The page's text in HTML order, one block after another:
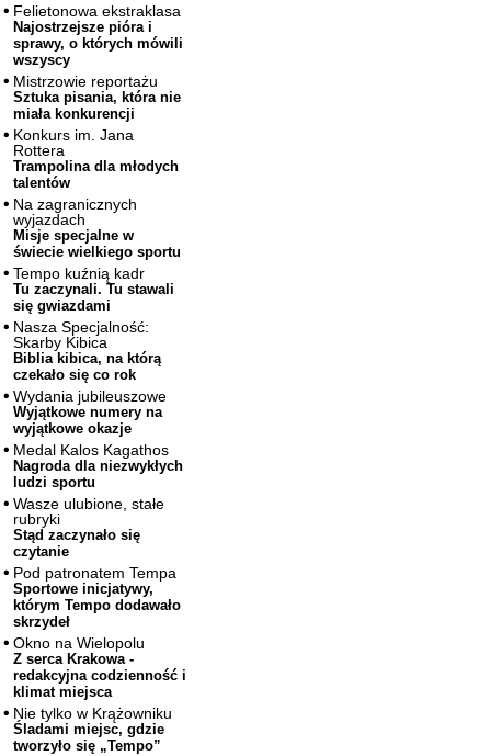
Felietonowa ekstraklasa
Najostrzejsze pióra i
sprawy, o których mówili
wszyscy
Mistrzowie reportażu
Sztuka pisania, która nie
miała konkurencji
Konkurs im. Jana
Rottera
Trampolina dla młodych
talentów
Na zagranicznych
wyjazdach
Misje specjalne w
świecie wielkiego sportu
Tempo kuźnią kadr
Tu zaczynali. Tu stawali
się gwiazdami
Nasza Specjalność:
Skarby Kibica
Biblia kibica, na którą
czekało się co rok
Wydania jubileuszowe
Wyjątkowe numery na
wyjątkowe okazje
Medal Kalos Kagathos
Nagroda dla niezwykłych
ludzi sportu
Wasze ulubione, stałe
rubryki
Stąd zaczynało się
czytanie
Pod patronatem Tempa
Sportowe inicjatywy,
którym Tempo dodawało
skrzydeł
Okno na Wielopolu
Z serca Krakowa -
redakcyjna codzienność i
klimat miejsca
Nie tylko w Krążowniku
Śladami miejsc, gdzie
tworzyło się „Tempo”